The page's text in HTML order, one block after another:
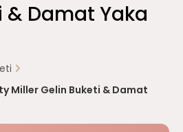
& Damat Yaka
Miller Gelin Buketi & Damat